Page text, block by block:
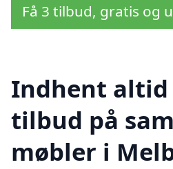
Få 3 tilbud, gratis og
Indhent altid
tilbud på
møbler i